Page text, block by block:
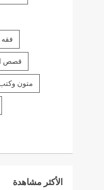
قصص
متون
الأكثر مشاهدة